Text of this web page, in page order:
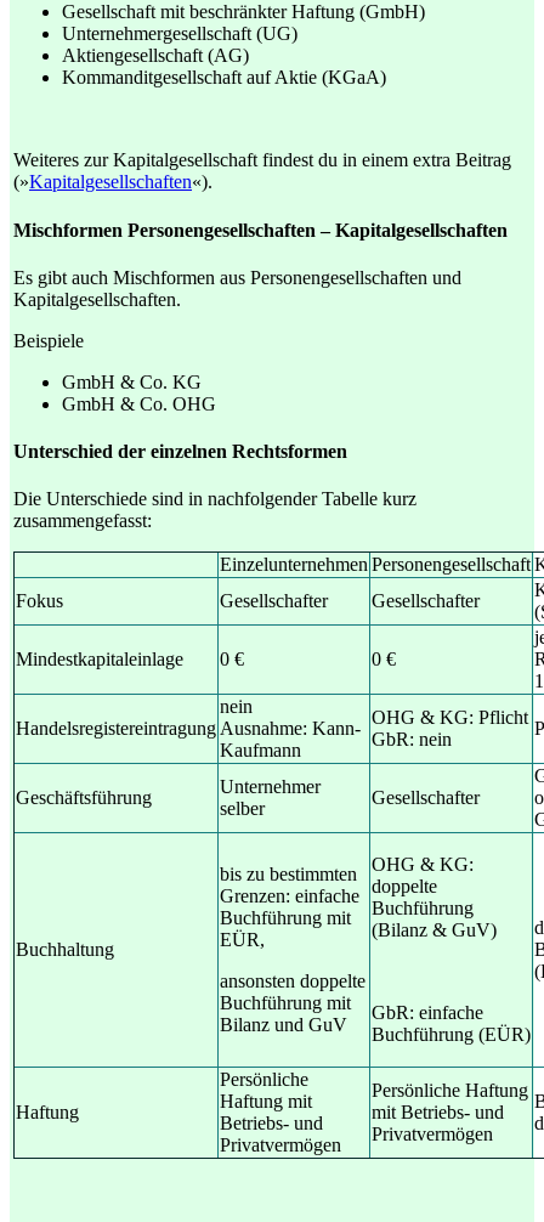
Gesellschaft mit beschränkter Haftung (GmbH)
Unternehmergesellschaft (UG)
Aktiengesellschaft (AG)
Kommanditgesellschaft auf Aktie (KGaA)
Weiteres zur Kapitalgesellschaft findest du in einem extra Beitrag
(»Kapitalgesellschaften«).
Mischformen Personengesellschaften – Kapitalgesellschaften
Es gibt auch Mischformen aus Personengesellschaften und
Kapitalgesellschaften.
Beispiele
GmbH & Co. KG
GmbH & Co. OHG
Unterschied der einzelnen Rechtsformen
Die Unterschiede sind in nachfolgender Tabelle kurz
zusammengefasst:
Einzelunternehmen Personengesellschaft
Fokus
Gesellschafter Gesellschafter
Mindestkapitaleinlage 0 € 0 €
Handelsregistereintragung
nein
Ausnahme: Kann-
Kaufmann
OHG & KG: Pflicht
GbR: nein
Geschäftsführung
Unternehmer
selber
Gesellschafter
Buchhaltung
bis zu bestimmten
Grenzen: einfache
Buchführung mit
EÜR,
ansonsten doppelte
Buchführung mit
Bilanz und GuV
OHG & KG:
doppelte
Buchführung
(Bilanz & GuV)
GbR: einfache
Buchführung (EÜR)
Haftung
Persönliche
Haftung mit
Betriebs- und
Privatvermögen
Persönliche Haftung
mit Betriebs- und
Privatvermögen